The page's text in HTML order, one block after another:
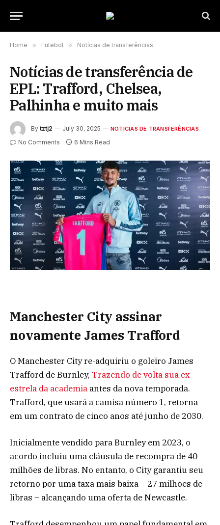
Home » Futebol » Notícias de transferências
Notícias de transferência de
EPL: Trafford, Chelsea,
Palhinha e muito mais
By tztj2 July 30, 2025 NOTÍCIAS DE TRANSFERÊNCIAS
No Comments 6 Mins Read
Manchester City assinar
novamente James Trafford
O Manchester City re-adquiriu o goleiro James
Trafford de Burnley, Trazendo de volta sua ex -
estrela da academia antes da nova temporada.
Trafford, que usará a camisa número 1, retorna
em um contrato de cinco anos até junho de 2030.
Inicialmente vendido para Burnley em 2023, o
acordo incluiu uma cláusula de recompra de 40
milhões de libras. No entanto, o City garantiu seu
retorno por uma taxa mais baixa – 27 milhões de
libras – alcançando uma oferta de Newcastle.